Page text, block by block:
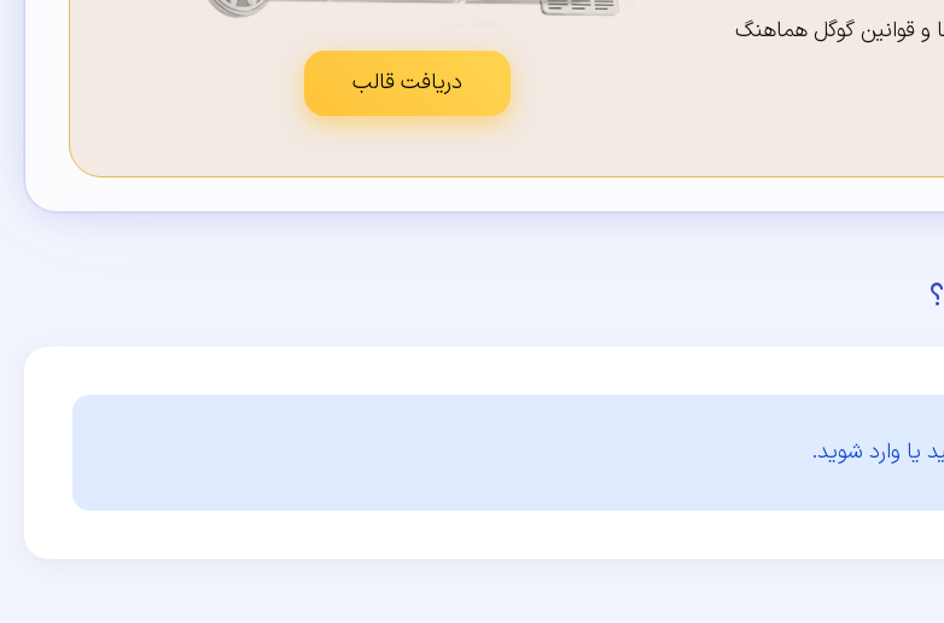
و قوانین گوگل هماهنگ
دریافت قالب
یا وارد شوید.